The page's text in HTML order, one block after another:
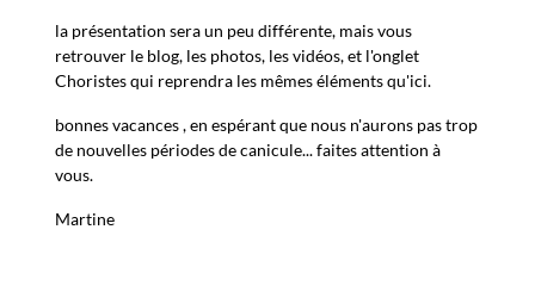
la présentation sera un peu différente, mais vous
retrouver le blog, les photos, les vidéos, et l'onglet
Choristes qui reprendra les mêmes éléments qu'ici.
bonnes vacances , en espérant que nous n'aurons pas trop
de nouvelles périodes de canicule... faites attention à
vous.
Martine